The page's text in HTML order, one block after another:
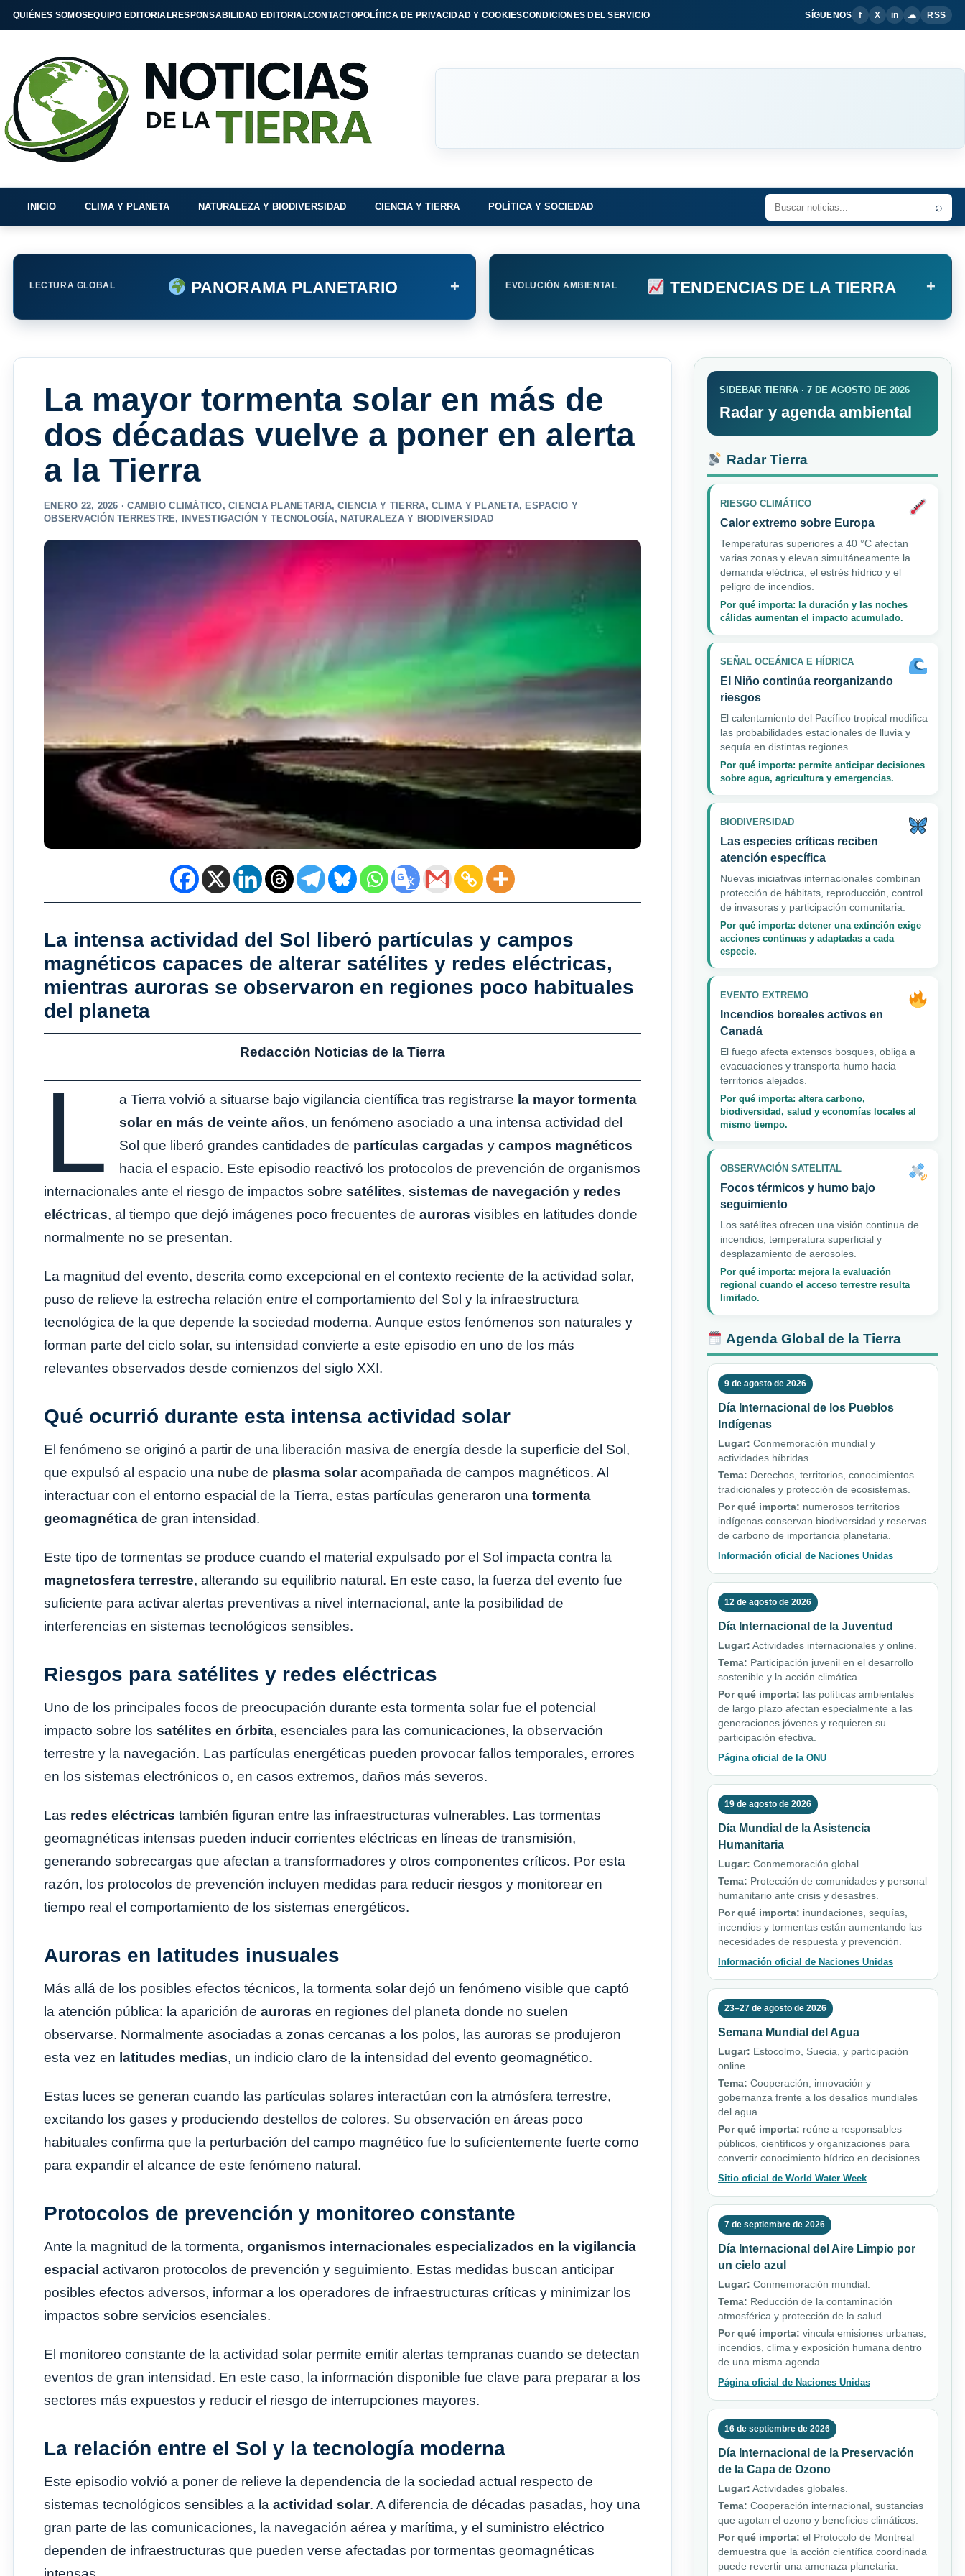
QUIÉNES SOMOSEQUIPO EDITORIALRESPONSABILIDAD EDITORIALCONTACTOPOLÍTICA DE PRIVACIDAD Y COOKIESCONDICIONES DEL SERVICIO SÍGUENOS f X in ☁ RSS
INICIO CLIMA Y PLANETA NATURALEZA Y BIODIVERSIDAD CIENCIA Y TIERRA POLÍTICA Y SOCIEDAD ⌕
LECTURA GLOBAL PANORAMA PLANETARIO + EVOLUCIÓN AMBIENTAL TENDENCIAS DE LA TIERRA +
La mayor tormenta solar en más de
dos décadas vuelve a poner en alerta
a la Tierra
ENERO 22, 2026 ·CAMBIO CLIMÁTICO,CIENCIA PLANETARIA,CIENCIA Y TIERRA,CLIMA Y PLANETA, ESPACIO Y
OBSERVACIÓN TERRESTRE, INVESTIGACIÓN Y TECNOLOGÍA, NATURALEZA Y BIODIVERSIDAD
La intensa actividad del Sol liberó partículas y campos
magnéticos capaces de alterar satélites y redes eléctricas,
mientras auroras se observaron en regiones poco habituales
del planeta
Redacción Noticias de la Tierra
L a Tierra volvió a situarse bajo vigilancia científica tras registrarse la mayor tormenta
solar en más de veinte años, un fenómeno asociado a una intensa actividad del
Sol que liberó grandes cantidades de partículas cargadas y campos magnéticos
hacia el espacio. Este episodio reactivó los protocolos de prevención de organismos
internacionales ante el riesgo de impactos sobre satélites, sistemas de navegación y redes
eléctricas, al tiempo que dejó imágenes poco frecuentes de auroras visibles en latitudes donde
normalmente no se presentan.
La magnitud del evento, descrita como excepcional en el contexto reciente de la actividad solar,
puso de relieve la estrecha relación entre el comportamiento del Sol y la infraestructura
tecnológica de la que depende la sociedad moderna. Aunque estos fenómenos son naturales y
forman parte del ciclo solar, su intensidad convierte a este episodio en uno de los más
relevantes observados desde comienzos del siglo XXI.
Qué ocurrió durante esta intensa actividad solar
El fenómeno se originó a partir de una liberación masiva de energía desde la superficie del Sol,
que expulsó al espacio una nube de plasma solaracompañada de campos magnéticos. Al
interactuar con el entorno espacial de la Tierra, estas partículas generaron una tormenta
geomagnética de gran intensidad.
Este tipo de tormentas se produce cuando el material expulsado por el Sol impacta contra la
magnetosfera terrestre, alterando su equilibrio natural. En este caso, la fuerza del evento fue
suficiente para activar alertas preventivas a nivel internacional, ante la posibilidad de
interferencias en sistemas tecnológicos sensibles.
Riesgos para satélites y redes eléctricas
Uno de los principales focos de preocupación durante esta tormenta solar fue el potencial
impacto sobre los satélites en órbita, esenciales para las comunicaciones, la observación
terrestre y la navegación. Las partículas energéticas pueden provocar fallos temporales, errores
en los sistemas electrónicos o, en casos extremos, daños más severos.
Las redes eléctricas también figuran entre las infraestructuras vulnerables. Las tormentas
geomagnéticas intensas pueden inducir corrientes eléctricas en líneas de transmisión,
generando sobrecargas que afectan a transformadores y otros componentes críticos. Por esta
razón, los protocolos de prevención incluyen medidas para reducir riesgos y monitorear en
tiempo real el comportamiento de los sistemas energéticos.
Auroras en latitudes inusuales
Más allá de los posibles efectos técnicos, la tormenta solar dejó un fenómeno visible que captó
la atención pública: la aparición de auroras en regiones del planeta donde no suelen
observarse. Normalmente asociadas a zonas cercanas a los polos, las auroras se produjeron
esta vez en latitudes medias, un indicio claro de la intensidad del evento geomagnético.
Estas luces se generan cuando las partículas solares interactúan con la atmósfera terrestre,
excitando los gases y produciendo destellos de colores. Su observación en áreas poco
habituales confirma que la perturbación del campo magnético fue lo suficientemente fuerte como
para expandir el alcance de este fenómeno natural.
Protocolos de prevención y monitoreo constante
Ante la magnitud de la tormenta, organismos internacionales especializados en la vigilancia
espacial activaron protocolos de prevención y seguimiento. Estas medidas buscan anticipar
posibles efectos adversos, informar a los operadores de infraestructuras críticas y minimizar los
impactos sobre servicios esenciales.
El monitoreo constante de la actividad solar permite emitir alertas tempranas cuando se detectan
eventos de gran intensidad. En este caso, la información disponible fue clave para preparar a los
sectores más expuestos y reducir el riesgo de interrupciones mayores.
La relación entre el Sol y la tecnología moderna
Este episodio volvió a poner de relieve la dependencia de la sociedad actual respecto de
sistemas tecnológicos sensibles a la actividad solar. A diferencia de décadas pasadas, hoy una
gran parte de las comunicaciones, la navegación aérea y marítima, y el suministro eléctrico
dependen de infraestructuras que pueden verse afectadas por tormentas geomagnéticas
SIDEBAR TIERRA · 7 DE AGOSTO DE 2026
Radar y agenda ambiental
Radar Tierra
RIESGO CLIMÁTICO
Calor extremo sobre Europa
Temperaturas superiores a 40 °C afectan
varias zonas y elevan simultáneamente la
demanda eléctrica, el estrés hídrico y el
peligro de incendios.
Por qué importa: la duración y las noches
cálidas aumentan el impacto acumulado.
SEÑAL OCEÁNICA E HÍDRICA
El Niño continúa reorganizando
riesgos
El calentamiento del Pacífico tropical modifica
las probabilidades estacionales de lluvia y
sequía en distintas regiones.
Por qué importa: permite anticipar decisiones
sobre agua, agricultura y emergencias.
BIODIVERSIDAD
Las especies críticas reciben
atención específica
Nuevas iniciativas internacionales combinan
protección de hábitats, reproducción, control
de invasoras y participación comunitaria.
Por qué importa: detener una extinción exige
acciones continuas y adaptadas a cada
especie.
EVENTO EXTREMO
Incendios boreales activos en
Canadá
El fuego afecta extensos bosques, obliga a
evacuaciones y transporta humo hacia
territorios alejados.
Por qué importa: altera carbono,
biodiversidad, salud y economías locales al
mismo tiempo.
OBSERVACIÓN SATELITAL
Focos térmicos y humo bajo
seguimiento
Los satélites ofrecen una visión continua de
incendios, temperatura superficial y
desplazamiento de aerosoles.
Por qué importa: mejora la evaluación
regional cuando el acceso terrestre resulta
limitado.
Agenda Global de la Tierra
9 de agosto de 2026
Día Internacional de los Pueblos
Indígenas
Lugar: Conmemoración mundial y
actividades híbridas.
Tema: Derechos, territorios, conocimientos
tradicionales y protección de ecosistemas.
Por qué importa: numerosos territorios
indígenas conservan biodiversidad y reservas
de carbono de importancia planetaria.
Información oficial de Naciones Unidas
12 de agosto de 2026
Día Internacional de la Juventud
Lugar: Actividades internacionales y online.
Tema: Participación juvenil en el desarrollo
sostenible y la acción climática.
Por qué importa: las políticas ambientales
de largo plazo afectan especialmente a las
generaciones jóvenes y requieren su
participación efectiva.
Página oficial de la ONU
19 de agosto de 2026
Día Mundial de la Asistencia
Humanitaria
Lugar: Conmemoración global.
Tema: Protección de comunidades y personal
humanitario ante crisis y desastres.
Por qué importa: inundaciones, sequías,
incendios y tormentas están aumentando las
necesidades de respuesta y prevención.
Información oficial de Naciones Unidas
23–27 de agosto de 2026
Semana Mundial del Agua
Lugar: Estocolmo, Suecia, y participación
online.
Tema: Cooperación, innovación y
gobernanza frente a los desafíos mundiales
del agua.
Por qué importa: reúne a responsables
públicos, científicos y organizaciones para
convertir conocimiento hídrico en decisiones.
Sitio oficial de World Water Week
7 de septiembre de 2026
Día Internacional del Aire Limpio por
un cielo azul
Lugar: Conmemoración mundial.
Tema: Reducción de la contaminación
atmosférica y protección de la salud.
Por qué importa: vincula emisiones urbanas,
incendios, clima y exposición humana dentro
de una misma agenda.
Página oficial de Naciones Unidas
16 de septiembre de 2026
Día Internacional de la Preservación
de la Capa de Ozono
Lugar: Actividades globales.
Tema: Cooperación internacional, sustancias
que agotan el ozono y beneficios climáticos.
Por qué importa: el Protocolo de Montreal
demuestra que la acción científica coordinada
puede revertir una amenaza planetaria.